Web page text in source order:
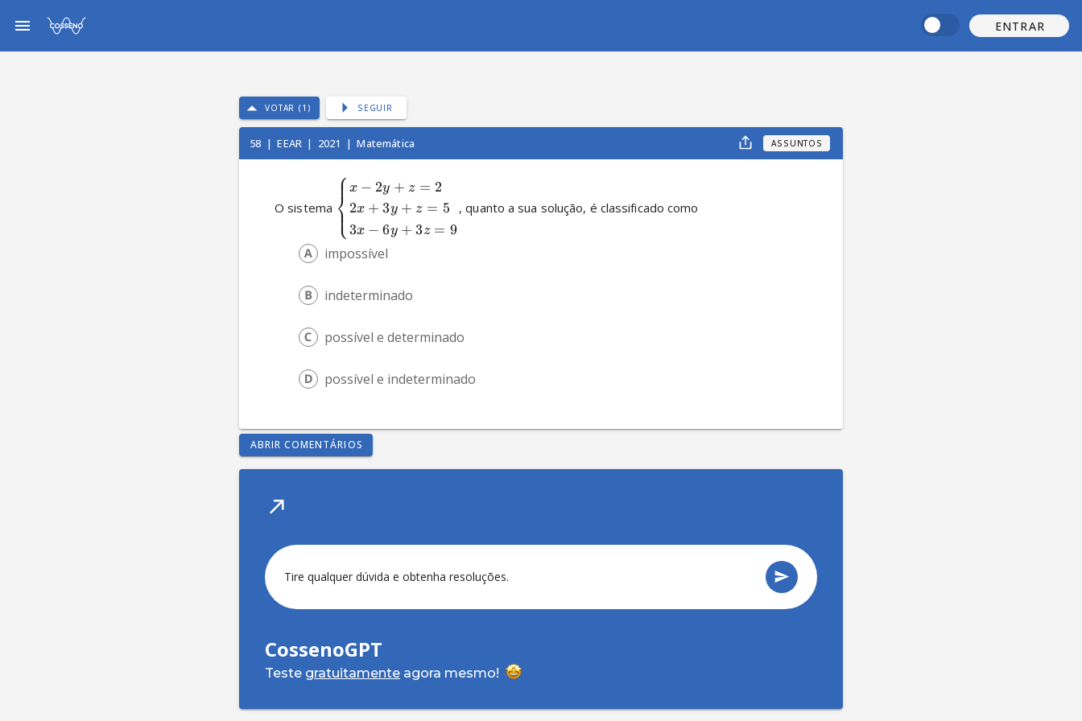
ENTRAR
VOTAR (1) SEGUIR
58 | EEAR | 2021 | Matemática ASSUNTOS
O sistema ⎩
⎨⎧ x − 2y + z = 2
2x + 3y + z = 5
3x − 6y + 3z = 9
, quanto a sua solução, é classificado como
impossível
indeterminado
possível e determinado
possível e indeterminado
ABRIR COMENTÁRIOS
Tire qualquer dúvida e obtenha resoluções.
CossenoGPT
Teste gratuitamente agora mesmo!